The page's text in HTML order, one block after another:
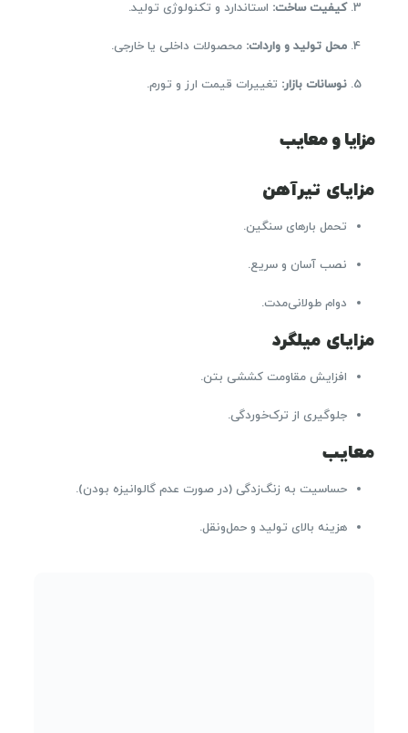
کیفیت ساخت: استاندارد و تکنولوژی تولید.
محل تولید و واردات: محصولات داخلی یا خارجی.
نوسانات بازار: تغییرات قیمت ارز و تورم.
مزایا و معایب
مزایای تیرآهن
تحمل بارهای سنگین.
نصب آسان و سریع.
دوام طولانی‌مدت.
مزایای میلگرد
افزایش مقاومت کششی بتن.
جلوگیری از ترک‌خوردگی.
معایب
حساسیت به زنگ‌زدگی (در صورت عدم گالوانیزه بودن).
هزینه بالای تولید و حمل‌ونقل.